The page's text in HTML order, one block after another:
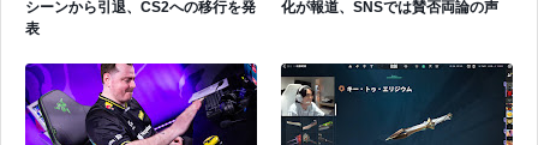
シーンから引退、CS2への移行を発
表
化が報道、SNSでは賛否両論の声